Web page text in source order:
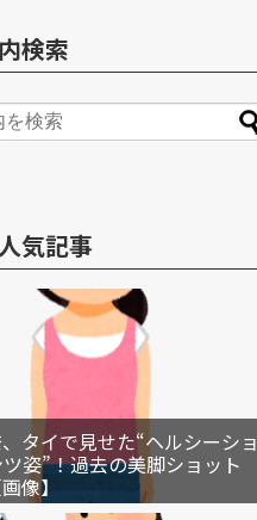
はキングカズ＆ゴン中山も…...
検索
気記事
タイで見せた“ヘルシーショ
姿”！過去の美脚ショット
像】